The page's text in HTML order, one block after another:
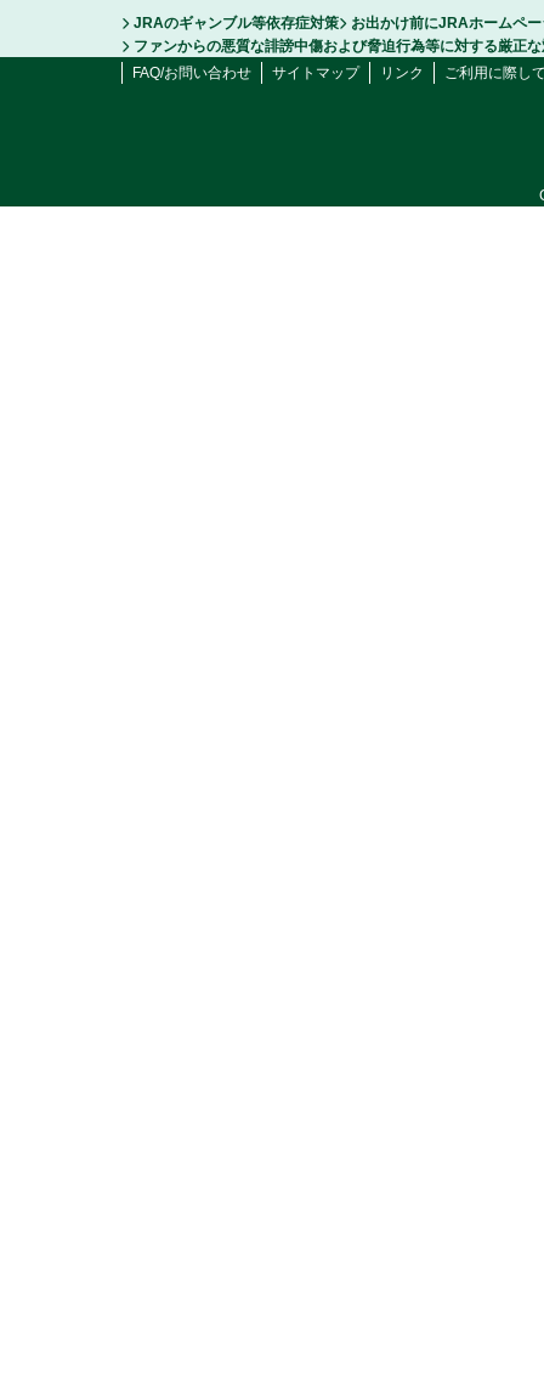
JRAのギャンブル等依存症対策
お出かけ前にJRAホームペ
ファンからの悪質な誹謗中傷および脅迫行為等に対する厳正
FAQ/お問い合わせ
サイトマップ リンク ご利用に際し